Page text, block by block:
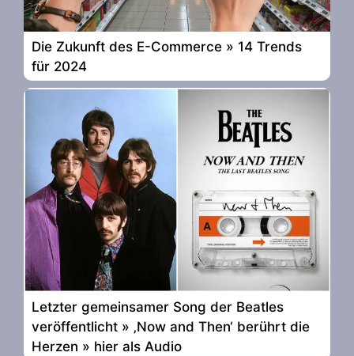
Die Zukunft des E-Commerce » 14 Trends
für 2024
Letzter gemeinsamer Song der Beatles
veröffentlicht » ‚Now and Then‘ berührt die
Herzen » hier als Audio